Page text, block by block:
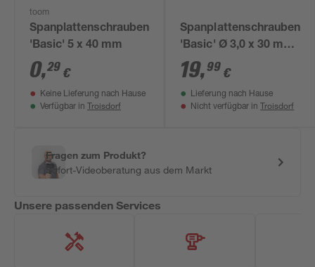
toom
Spanplattenschrauben
'Basic' 5 x 40 mm
0,29 €
Keine Lieferung nach Hause
Verfügbar in Troisdorf
Spanplattenschrauben
'Basic' Ø 3,0 x 30 mm
A2 PZ1 300 Stück
19,99 €
Lieferung nach Hause
Nicht verfügbar in Troisdorf
Fragen zum Produkt?
Sofort-Videoberatung aus dem Markt
Unsere passenden Services